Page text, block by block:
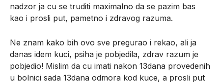
nadzor ja cu se truditi maximalno da se pazim bas
kao i prosli put, pametno i zdravog razuma.
Ne znam kako bih ovo sve pregurao i rekao, ali ja
danas idem kuci, psiha je pobjedila, zdrav razum je
pobjedio! Mislim da cu imati nakon 13dana provedenih
u bolnici sada 13dana odmora kod kuce, a prosli put